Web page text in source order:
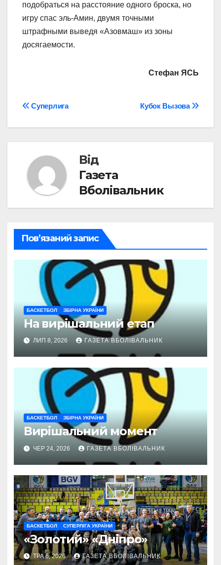
подобраться на расстояние одного броска, но
игру спас эль-Амин, двумя точными
штрафными выведя «Азовмаш» из зоны
досягаемости.
Стефан ЯСЬ
Навігація
записів
Кубок Вызова
Суперлига
Від
Газета
Вболівальник
Пов’язаний запис
БАСКЕТБОЛ ЗБІРНА УКРАЇНИ
На вирішальний етап
ЛИП 8, 2026 ГАЗЕТА ВБОЛІВАЛЬНИК
БАСКЕТБОЛ ЗБІРНА УКРАЇНИ
Вирішальний момент
ЧЕР 24, 2026 ГАЗЕТА ВБОЛІВАЛЬНИК
БАСКЕТБОЛ СУПЕРЛІГА УКРАЇНИ
«Золотий» «Дніпро»
ТРА 6, 2026 ГАЗЕТА ВБОЛІВАЛЬНИК